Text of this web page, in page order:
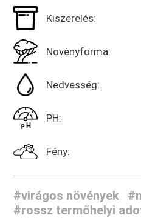
Kiszerelés:
Növényforma:
Nedvesség:
PH:
Fény:
#virágos növények
#rossz termőhelyi